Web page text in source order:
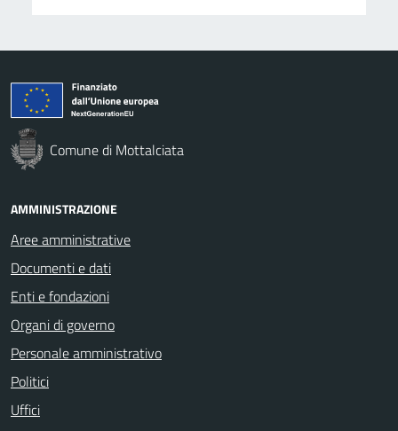
Comune di Mottalciata
AMMINISTRAZIONE
Aree amministrative
Documenti e dati
Enti e fondazioni
Organi di governo
Personale amministrativo
Politici
Uffici